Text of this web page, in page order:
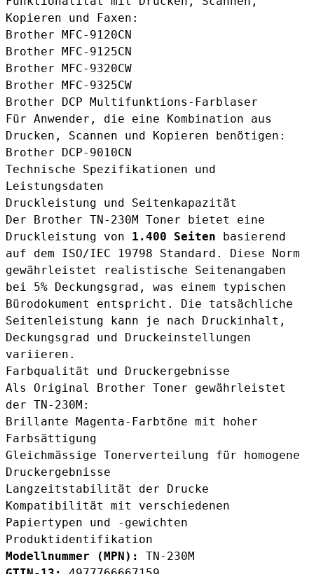
Kopieren und Faxen:
Brother MFC-9120CN
Brother MFC-9125CN
Brother MFC-9320CW
Brother MFC-9325CW
Brother DCP Multifunktions-Farblaser
Für Anwender, die eine Kombination aus
Drucken, Scannen und Kopieren benötigen:
Brother DCP-9010CN
Technische Spezifikationen und
Leistungsdaten
Druckleistung und Seitenkapazität
Der Brother TN-230M Toner bietet eine
Druckleistung von 1.400 Seiten basierend
auf dem ISO/IEC 19798 Standard. Diese Norm
gewährleistet realistische Seitenangaben
bei 5% Deckungsgrad, was einem typischen
Bürodokument entspricht. Die tatsächliche
Seitenleistung kann je nach Druckinhalt,
Deckungsgrad und Druckeinstellungen
variieren.
Farbqualität und Druckergebnisse
Als Original Brother Toner gewährleistet
der TN-230M:
Brillante Magenta-Farbtöne mit hoher
Farbsättigung
Gleichmässige Tonerverteilung für homogene
Druckergebnisse
Langzeitstabilität der Drucke
Kompatibilität mit verschiedenen
Papiertypen und -gewichten
Produktidentifikation
Modellnummer (MPN):
TN-230M